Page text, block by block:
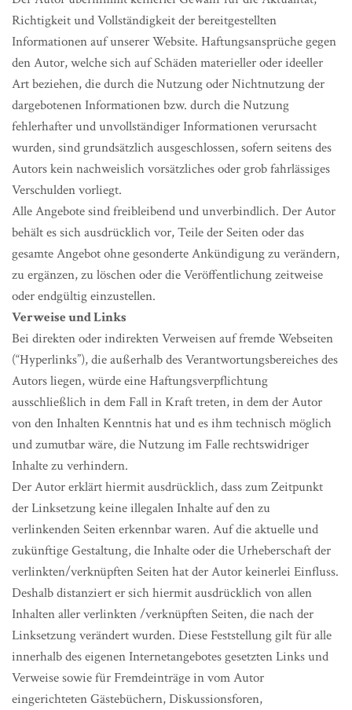
Richtigkeit und Vollständigkeit der bereitgestellten
Informationen auf unserer Website. Haftungsansprüche gegen
den Autor, welche sich auf Schäden materieller oder ideeller
Art beziehen, die durch die Nutzung oder Nichtnutzung der
dargebotenen Informationen bzw. durch die Nutzung
fehlerhafter und unvollständiger Informationen verursacht
wurden, sind grundsätzlich ausgeschlossen, sofern seitens des
Autors kein nachweislich vorsätzliches oder grob fahrlässiges
Verschulden vorliegt.
Alle Angebote sind freibleibend und unverbindlich. Der Autor
behält es sich ausdrücklich vor, Teile der Seiten oder das
gesamte Angebot ohne gesonderte Ankündigung zu verändern,
zu ergänzen, zu löschen oder die Veröffentlichung zeitweise
oder endgültig einzustellen.
Verweise und Links
Bei direkten oder indirekten Verweisen auf fremde Webseiten
(“Hyperlinks”), die außerhalb des Verantwortungsbereiches des
Autors liegen, würde eine Haftungsverpflichtung
ausschließlich in dem Fall in Kraft treten, in dem der Autor
von den Inhalten Kenntnis hat und es ihm technisch möglich
und zumutbar wäre, die Nutzung im Falle rechtswidriger
Inhalte zu verhindern.
Der Autor erklärt hiermit ausdrücklich, dass zum Zeitpunkt
der Linksetzung keine illegalen Inhalte auf den zu
verlinkenden Seiten erkennbar waren. Auf die aktuelle und
zukünftige Gestaltung, die Inhalte oder die Urheberschaft der
verlinkten/verknüpften Seiten hat der Autor keinerlei Einfluss.
Deshalb distanziert er sich hiermit ausdrücklich von allen
Inhalten aller verlinkten /verknüpften Seiten, die nach der
Linksetzung verändert wurden. Diese Feststellung gilt für alle
innerhalb des eigenen Internetangebotes gesetzten Links und
Verweise sowie für Fremdeinträge in vom Autor
eingerichteten Gästebüchern, Diskussionsforen,